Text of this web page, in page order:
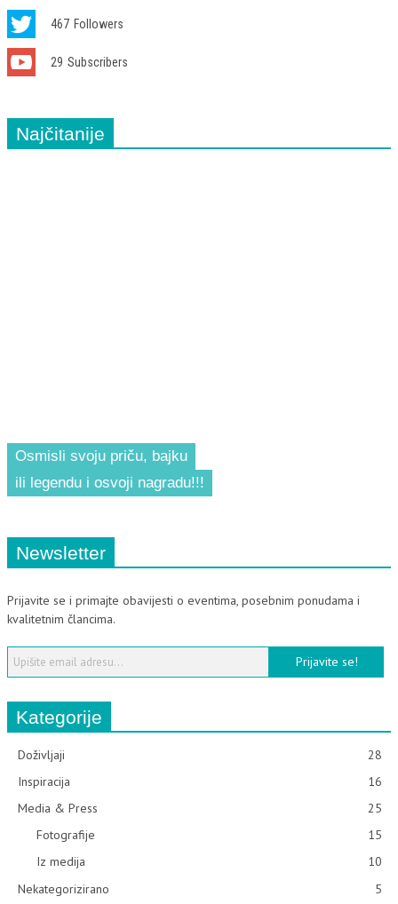
467 Followers
29 Subscribers
Najčitanije
Osmisli svoju priču, bajku
ili legendu i osvoji nagradu!!!
Newsletter
Prijavite se i primajte obavijesti o eventima, posebnim ponudama i
kvalitetnim člancima.
Kategorije
Doživljaji
28
Inspiracija
16
Media & Press
25
Fotografije
15
Iz medija
10
Nekategorizirano
5